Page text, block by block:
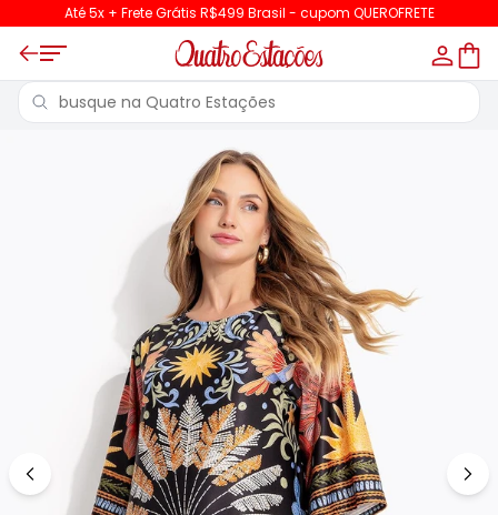
Até 5x + Frete Grátis R$499 Brasil - cupom QUEROFRETE